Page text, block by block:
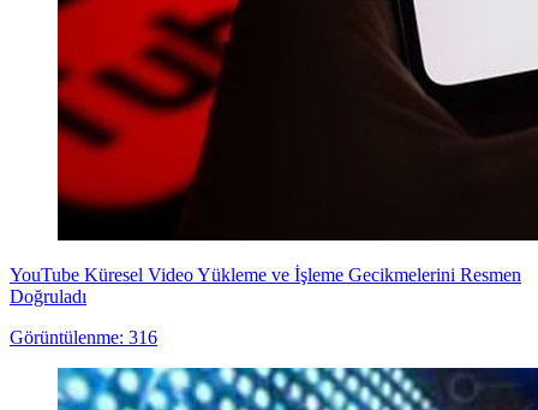
YouTube Küresel Video Yükleme ve İşleme Gecikmelerini Resmen
Doğruladı
Görüntülenme: 316